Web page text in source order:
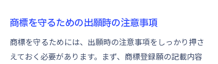
費用も手間も抑える東京都豊島区での出願対策
商標登録出願にかかる費用の内訳と対策
商標登録費用を抑えるための工夫と注意
商標を守るための出願時の注意事項
商標を守るためには、出願時の注意事項をしっかり押さ
えておく必要があります。まず、商標登録願の記載内容